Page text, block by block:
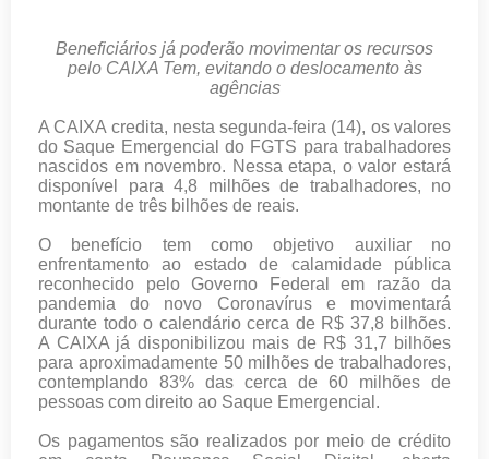
Beneficiários já poderão movimentar os recursos
pelo CAIXA Tem, evitando o deslocamento às
agências
A CAIXA credita, nesta segunda-feira (14), os valores
do Saque Emergencial do FGTS para trabalhadores
nascidos em novembro. Nessa etapa, o valor estará
disponível para 4,8 milhões de trabalhadores, no
montante de três bilhões de reais.
O benefício tem como objetivo auxiliar no
enfrentamento ao estado de calamidade pública
reconhecido pelo Governo Federal em razão da
pandemia do novo Coronavírus e movimentará
durante todo o calendário cerca de R$ 37,8 bilhões.
A CAIXA já disponibilizou mais de R$ 31,7 bilhões
para aproximadamente 50 milhões de trabalhadores,
contemplando 83% das cerca de 60 milhões de
pessoas com direito ao Saque Emergencial.
Os pagamentos são realizados por meio de crédito